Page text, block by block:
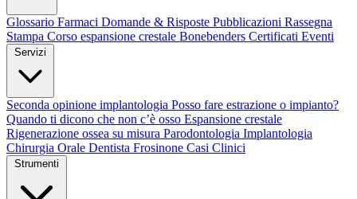
Glossario Farmaci Domande & Risposte Pubblicazioni Rassegna
Stampa Corso espansione crestale Bonebenders Certificati Eventi
Seconda opinione implantologia Posso fare estrazione o impianto?
Quando ti dicono che non c’è osso Espansione crestale
Rigenerazione ossea su misura Parodontologia Implantologia
Chirurgia Orale Dentista Frosinone Casi Clinici